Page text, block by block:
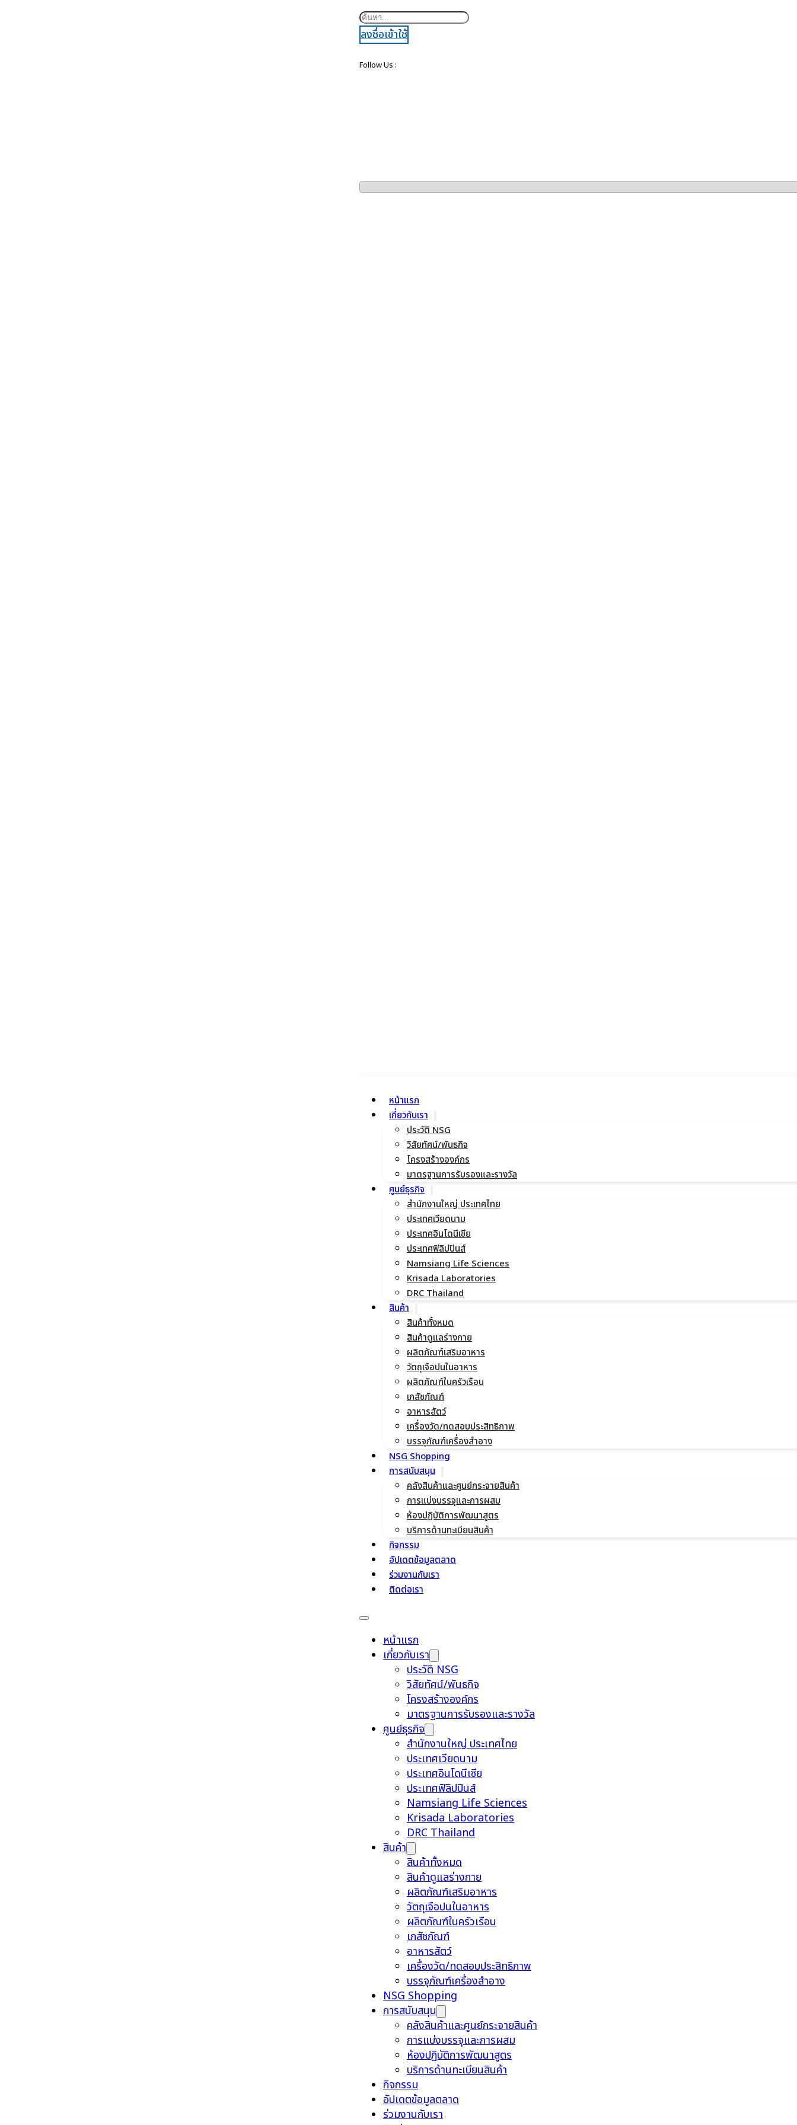
ค้นหา
ลงชื่อเข้าใช้
Follow Us :
หน้าแรก
เกี่ยวกับเรา
ประวัติ NSG
วิสัยทัศน์/พันธกิจ
โครงสร้างองค์กร
มาตรฐานการรับรองและรางวัล
ศูนย์ธุรกิจ
สำนักงานใหญ่ ประเทศไทย
ประเทศเวียดนาม
ประเทศอินโดนีเซีย
ประเทศฟิลิปปินส์
Namsiang Life Sciences
Krisada Laboratories
DRC Thailand
สินค้า
สินค้าทั้งหมด
สินค้าดูแลร่างกาย
ผลิตภัณฑ์เสริมอาหาร
วัตถุเจือปนในอาหาร
ผลิตภัณฑ์ในครัวเรือน
เภสัชภัณฑ์
อาหารสัตว์
เครื่องวัด/ทดสอบประสิทธิภาพ
บรรจุภัณฑ์เครื่องสำอาง
NSG Shopping
การสนับสนุน
คลังสินค้าและศูนย์กระจายสินค้า
การแบ่งบรรจุและการผสม
ห้องปฏิบัติการพัฒนาสูตร
บริการด้านทะเบียนสินค้า
กิจกรรม
อัปเดตข้อมูลตลาด
ร่วมงานกับเรา
ติดต่อเรา
หน้าแรก
เกี่ยวกับเรา
ประวัติ NSG
วิสัยทัศน์/พันธกิจ
โครงสร้างองค์กร
มาตรฐานการรับรองและรางวัล
ศูนย์ธุรกิจ
สำนักงานใหญ่ ประเทศไทย
ประเทศเวียดนาม
ประเทศอินโดนีเซีย
ประเทศฟิลิปปินส์
Namsiang Life Sciences
Krisada Laboratories
DRC Thailand
สินค้า
สินค้าทั้งหมด
สินค้าดูแลร่างกาย
ผลิตภัณฑ์เสริมอาหาร
วัตถุเจือปนในอาหาร
ผลิตภัณฑ์ในครัวเรือน
เภสัชภัณฑ์
อาหารสัตว์
เครื่องวัด/ทดสอบประสิทธิภาพ
บรรจุภัณฑ์เครื่องสำอาง
NSG Shopping
การสนับสนุน
คลังสินค้าและศูนย์กระจายสินค้า
การแบ่งบรรจุและการผสม
ห้องปฏิบัติการพัฒนาสูตร
บริการด้านทะเบียนสินค้า
กิจกรรม
อัปเดตข้อมูลตลาด
ร่วมงานกับเรา